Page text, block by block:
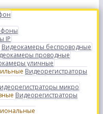
IP
Видеокамеры беспроводные
проводные
уличные
Видеорегистраторы
микро
Видеорегистраторы